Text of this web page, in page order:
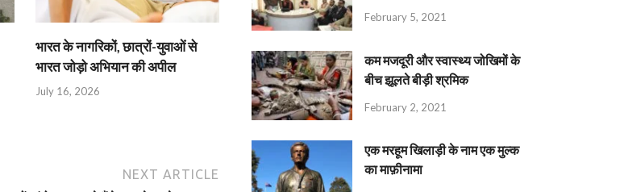
भारत के नागरिकों, छात्रों-युवाओं से
भारत जोड़ो अभियान की अपील
July 16, 2026
NEXT ARTICLE
February 5, 2021
कम मजदूरी और स्वास्थ्य जोखिमों के
बीच झूलते बीड़ी श्रमिक
February 2, 2021
एक मरहूम खिलाड़ी के नाम एक मुल्क
का माफ़ीनामा